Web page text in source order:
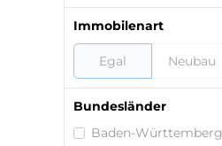
Immobilenart
Egal Neubau
Bundesländer
Baden-Württemberg